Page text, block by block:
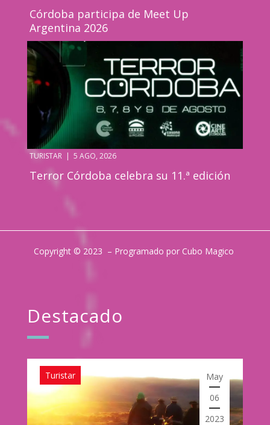
Córdoba participa de Meet Up
Argentina 2026
TURISTAR | 5 AGO, 2026
Terror Córdoba celebra su 11.ª edición
Copyright © 2023 – Programado por Cubo Magico
Destacado
Turistar
May
06
2023